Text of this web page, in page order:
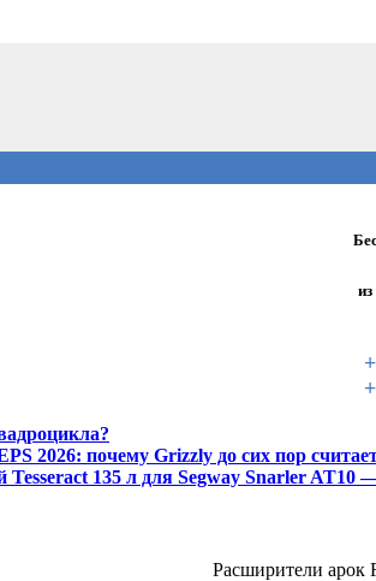
2026: почему Grizzly до сих пор
Tesseract 135 л для Segway Snarler
Расширители арок